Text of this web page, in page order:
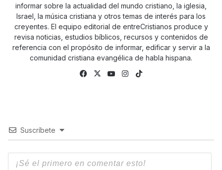
informar sobre la actualidad del mundo cristiano, la iglesia,
Israel, la música cristiana y otros temas de interés para los
creyentes. El equipo editorial de entreCristianos produce y
revisa noticias, estudios bíblicos, recursos y contenidos de
referencia con el propósito de informar, edificar y servir a la
comunidad cristiana evangélica de habla hispana.
Facebook
X YouTubeInstagram
Suscríbete